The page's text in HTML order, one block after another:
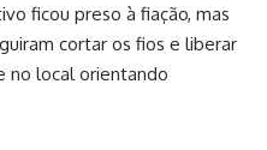
ficou preso à fiação, mas
cortar os fios e liberar
no local orientando